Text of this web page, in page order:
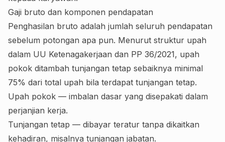
Gaji bruto dan komponen pendapatan
Penghasilan bruto adalah jumlah seluruh pendapatan
sebelum potongan apa pun. Menurut struktur upah
dalam UU Ketenagakerjaan dan PP 36/2021, upah
pokok ditambah tunjangan tetap sebaiknya minimal
75% dari total upah bila terdapat tunjangan tetap.
Upah pokok — imbalan dasar yang disepakati dalam
perjanjian kerja.
Tunjangan tetap — dibayar teratur tanpa dikaitkan
kehadiran, misalnya tunjangan jabatan.